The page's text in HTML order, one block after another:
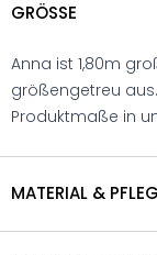
GRÖSSE
Anna ist 1,80m
größengetreu
Produktmaße in
MATERIAL &